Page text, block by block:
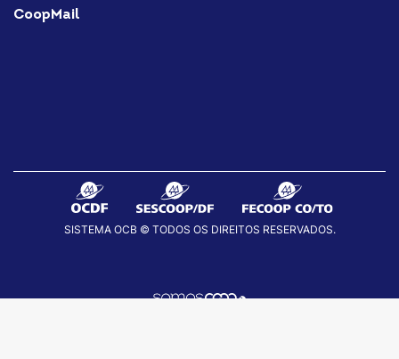
CoopMail
SISTEMA OCB © TODOS OS DIREITOS RESERVADOS.